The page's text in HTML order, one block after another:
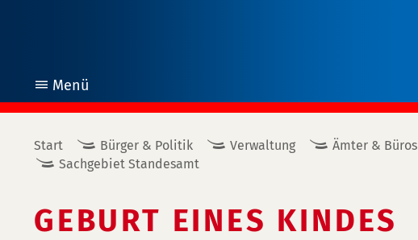
Menü
öffnen
Start Bürger & Politik Verwaltung Ämter & Büros
Sachgebiet Standesamt
GEBURT EINES KINDES